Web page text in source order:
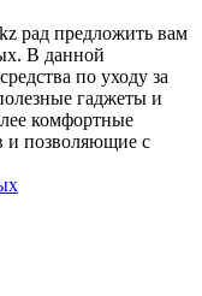
рад предложить вам
В данной
по уходу за
гаджеты и
комфортные
и позволяющие с